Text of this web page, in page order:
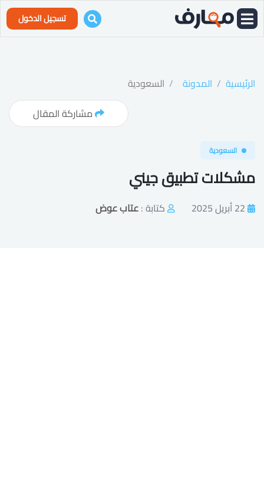
تسجيل الدخول
الرئيسية المدونة
السعودية
مشاركة المقال
السعودية
مشكلات تطبيق جيني
22 أبريل 2025 كتابة :عتاب عوض